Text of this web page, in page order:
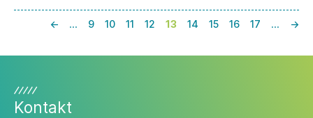
Die Frist für die Umfrage ist bis zum 26.
August verlängert.
← … 9 10 11 12 13 14 15 16 17 … →
Kontakt